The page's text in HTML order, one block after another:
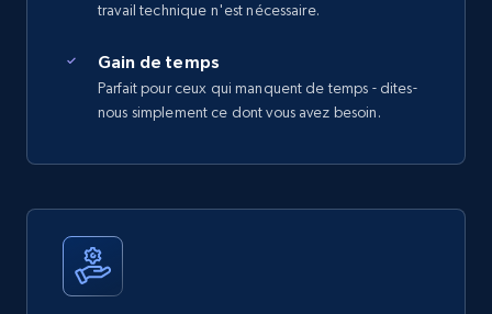
travail technique n'est nécessaire.
Gain de temps
Parfait pour ceux qui manquent de temps - dites-
nous simplement ce dont vous avez besoin.